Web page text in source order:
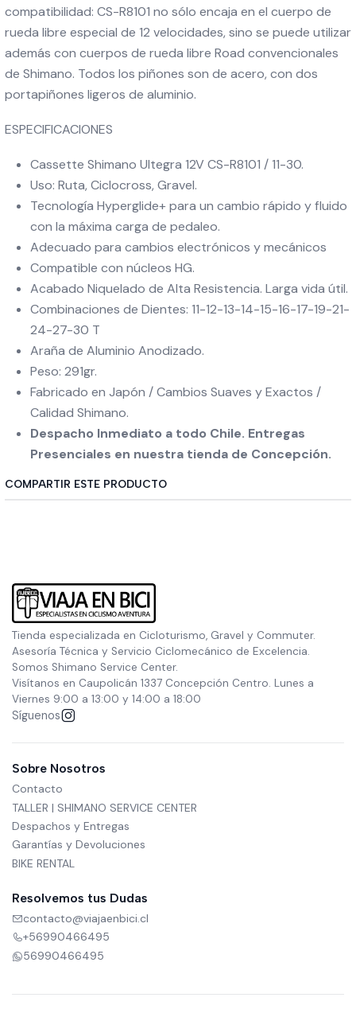
compatibilidad: CS-R8101 no sólo encaja en el cuerpo de
rueda libre especial de 12 velocidades, sino se puede utilizar
además con cuerpos de rueda libre Road convencionales
de Shimano. Todos los piñones son de acero, con dos
portapiñones ligeros de aluminio.
ESPECIFICACIONES
Cassette Shimano Ultegra 12V CS-R8101 / 11-30.
Uso: Ruta, Ciclocross, Gravel.
Tecnología Hyperglide+ para un cambio rápido y fluido
con la máxima carga de pedaleo.
Adecuado para cambios electrónicos y mecánicos
Compatible con núcleos HG.
Acabado Niquelado de Alta Resistencia. Larga vida útil.
Combinaciones de Dientes: 11-12-13-14-15-16-17-19-21-
24-27-30 T
Araña de Aluminio Anodizado.
Peso: 291gr.
Fabricado en Japón / Cambios Suaves y Exactos /
Calidad Shimano.
Despacho Inmediato a todo Chile. Entregas
Presenciales en nuestra tienda de Concepción.
COMPARTIR ESTE PRODUCTO
Tienda especializada en Cicloturismo, Gravel y Commuter.
Asesoría Técnica y Servicio Ciclomecánico de Excelencia.
Somos Shimano Service Center.
Visítanos en Caupolicán 1337 Concepción Centro. Lunes a
Viernes 9:00 a 13:00 y 14:00 a 18:00
Síguenos
Sobre Nosotros
Contacto
TALLER | SHIMANO SERVICE CENTER
Despachos y Entregas
Garantías y Devoluciones
BIKE RENTAL
Resolvemos tus Dudas
contacto@viajaenbici.cl
+56990466495
56990466495